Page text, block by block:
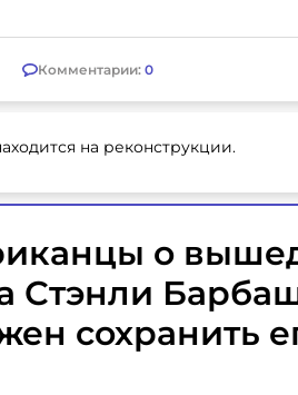
Комментарии: 0
на реконструкции.
о
Стэнли
сохранить